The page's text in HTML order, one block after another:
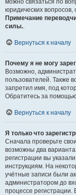
можно связаться по
юридических
Примечание
силы..
Вернуться к началу
Почему я не могу
Возможно,
пользователей. Также
запретил имя, под
Обратитесь за
Вернуться к началу
Я только что
Сначала проверьте
возможны два
регистрации вы
инструкциям. На
учётные записи были
администратором до
процессе